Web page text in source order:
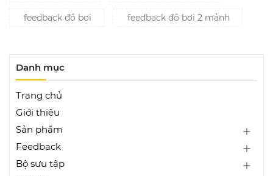
feedback đồ bơi feedback đồ bơi 2 mảnh
Danh mục
Trang chủ
Giới thiệu
Sản phẩm
Feedback
Bộ sưu tập